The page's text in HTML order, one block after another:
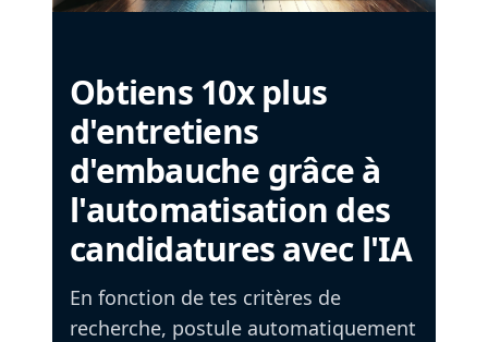
Obtiens 10x plus
d'entretiens
d'embauche grâce à
l'automatisation des
candidatures avec l'IA
En fonction de tes critères de
recherche, postule automatiquement